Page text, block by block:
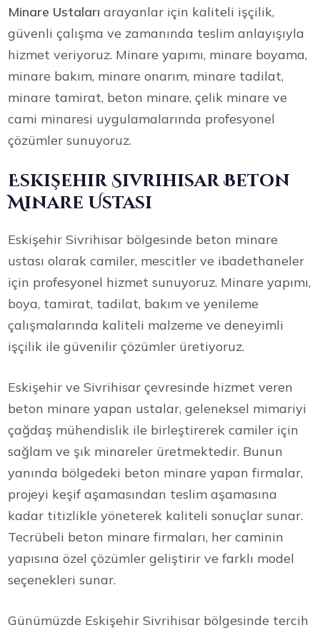
Minare Ustaları arayanlar için kaliteli işçilik,
güvenli çalışma ve zamanında teslim anlayışıyla
hizmet veriyoruz. Minare yapımı, minare boyama,
minare bakım, minare onarım, minare tadilat,
minare tamirat, beton minare, çelik minare ve
cami minaresi uygulamalarında profesyonel
çözümler sunuyoruz.
Eskişehir Sivrihisar Beton
Minare Ustası
Eskişehir Sivrihisar bölgesinde beton minare
ustası olarak camiler, mescitler ve ibadethaneler
için profesyonel hizmet sunuyoruz. Minare yapımı,
boya, tamirat, tadilat, bakım ve yenileme
çalışmalarında kaliteli malzeme ve deneyimli
işçilik ile güvenilir çözümler üretiyoruz.
Eskişehir ve Sivrihisar çevresinde hizmet veren
beton minare yapan ustalar, geleneksel mimariyi
çağdaş mühendislik ile birleştirerek camiler için
sağlam ve şık minareler üretmektedir. Bunun
yanında bölgedeki beton minare yapan firmalar,
projeyi keşif aşamasından teslim aşamasına
kadar titizlikle yöneterek kaliteli sonuçlar sunar.
Tecrübeli beton minare firmaları, her caminin
yapısına özel çözümler geliştirir ve farklı model
seçenekleri sunar.
Günümüzde Eskişehir Sivrihisar bölgesinde tercih